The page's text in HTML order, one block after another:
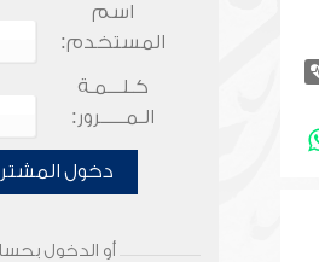
اسم
المستخدم:
كـلـــمـة
الـمـــــرور:
دخول
أو الدخول